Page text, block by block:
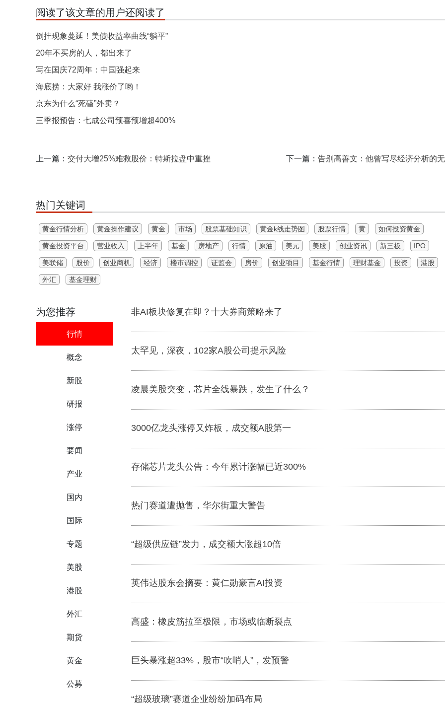
阅读了该文章的用户还阅读了
倒挂现象蔓延！美债收益率曲线“躺平”
20年不买房的人，都出来了
写在国庆72周年：中国强起来
海底捞：大家好 我涨价了哟！
京东为什么“死磕”外卖？
三季报预告：七成公司预喜预增超400%
上一篇： 交付大增25%难救股价：特斯拉盘中重挫 下一篇： 告别高善文：他曾写尽经济分析的
热门关键词
黄金行情分析 黄金操作建议 黄金 市场 股票基础知识 黄金k线走势图 股票行情 黄 如何投资黄金
黄金投资平台 营业收入 上半年 基金 房地产 行情 原油 美元 美股 创业资讯 新三板 IPO
美联储 股价 创业商机 经济 楼市调控 证监会 房价 创业项目 基金行情 理财基金 投资 港股
外汇 基金理财
为您推荐
行情
概念
新股
研报
涨停
要闻
产业
国内
国际
专题
美股
港股
外汇
期货
黄金
公募
非AI板块修复在即？十大券商策略来了
太罕见，深夜，102家A股公司提示风险
凌晨美股突变，芯片全线暴跌，发生了什么？
3000亿龙头涨停又炸板，成交额A股第一
存储芯片龙头公告：今年累计涨幅已近300%
热门赛道遭抛售，华尔街重大警告
“超级供应链”发力，成交额大涨超10倍
英伟达股东会摘要：黄仁勋豪言AI投资
高盛：橡皮筋拉至极限，市场或临断裂点
巨头暴涨超33%，股市“吹哨人”，发预警
“超级玻璃”赛道企业纷纷加码布局